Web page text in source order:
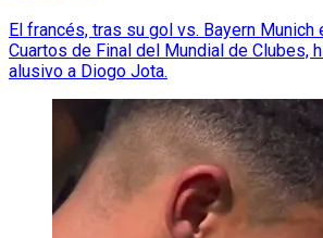
El francés, tras su gol vs. Bayern
Cuartos de Final del Mundial de Clubes,
alusivo a Diogo Jota.